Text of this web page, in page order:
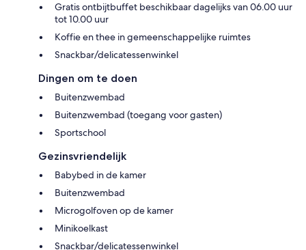
Gratis ontbijtbuffet beschikbaar dagelijks van 06.00 uur
tot 10.00 uur
Koffie en thee in gemeenschappelijke ruimtes
Snackbar/delicatessenwinkel
Dingen om te doen
Buitenzwembad
Buitenzwembad (toegang voor gasten)
Sportschool
Gezinsvriendelijk
Babybed in de kamer
Buitenzwembad
Microgolfoven op de kamer
Minikoelkast
Snackbar/delicatessenwinkel